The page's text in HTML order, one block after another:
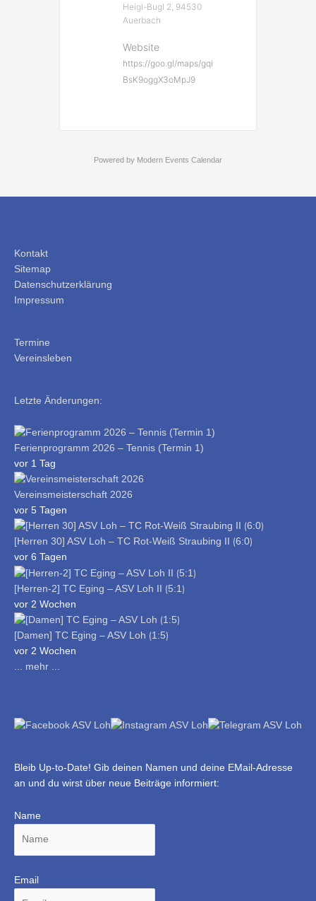
Heigl-Bugl 2, 94530
Auerbach
Website
https://goo.gl/maps/gqi
BsK9oggX3oMpJ9
Powered by Modern Events Calendar
Kontakt
Sitemap
Datenschutzerklärung
Impressum
Termine
Vereinsleben
Letzte Änderungen:
Ferienprogramm 2026 – Tennis (Termin 1)
vor 1 Tag
Vereinsmeisterschaft 2026
vor 5 Tagen
[Herren 30] ASV Loh – TC Rot-Weiß Straubing II ⟮6:0⟯
vor 6 Tagen
[Herren-2] TC Eging – ASV Loh II ⟮5:1⟯
vor 2 Wochen
[Damen] TC Eging – ASV Loh ⟮1:5⟯
vor 2 Wochen
... mehr ...
Bleib Up-to-Date! Gib deinen Namen und deine EMail-Adresse
an und du wirst über neue Beiträge informiert:
Name
Email